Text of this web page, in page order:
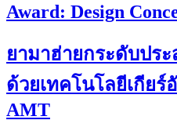
Award: Design
ยามาฮ่ายกระดับปร
ด้วยเทคโนโลยีเกีย
AMT